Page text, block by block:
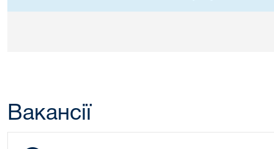
Вакансії